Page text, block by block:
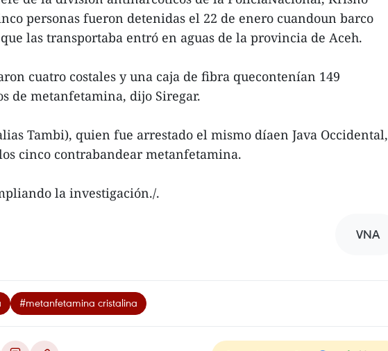
personas fueron detenidas el 22 de enero cuandoun barco
las transportaba entró en aguas de la provincia de Aceh.
cuatro costales y una caja de fibra quecontenían 149
de metanfetamina, dijo Siregar.
Tambi), quien fue arrestado el mismo díaen Java Occidental,
cinco contrabandear metanfetamina.
la investigación./.
VNA
#metanfetamina cristalina